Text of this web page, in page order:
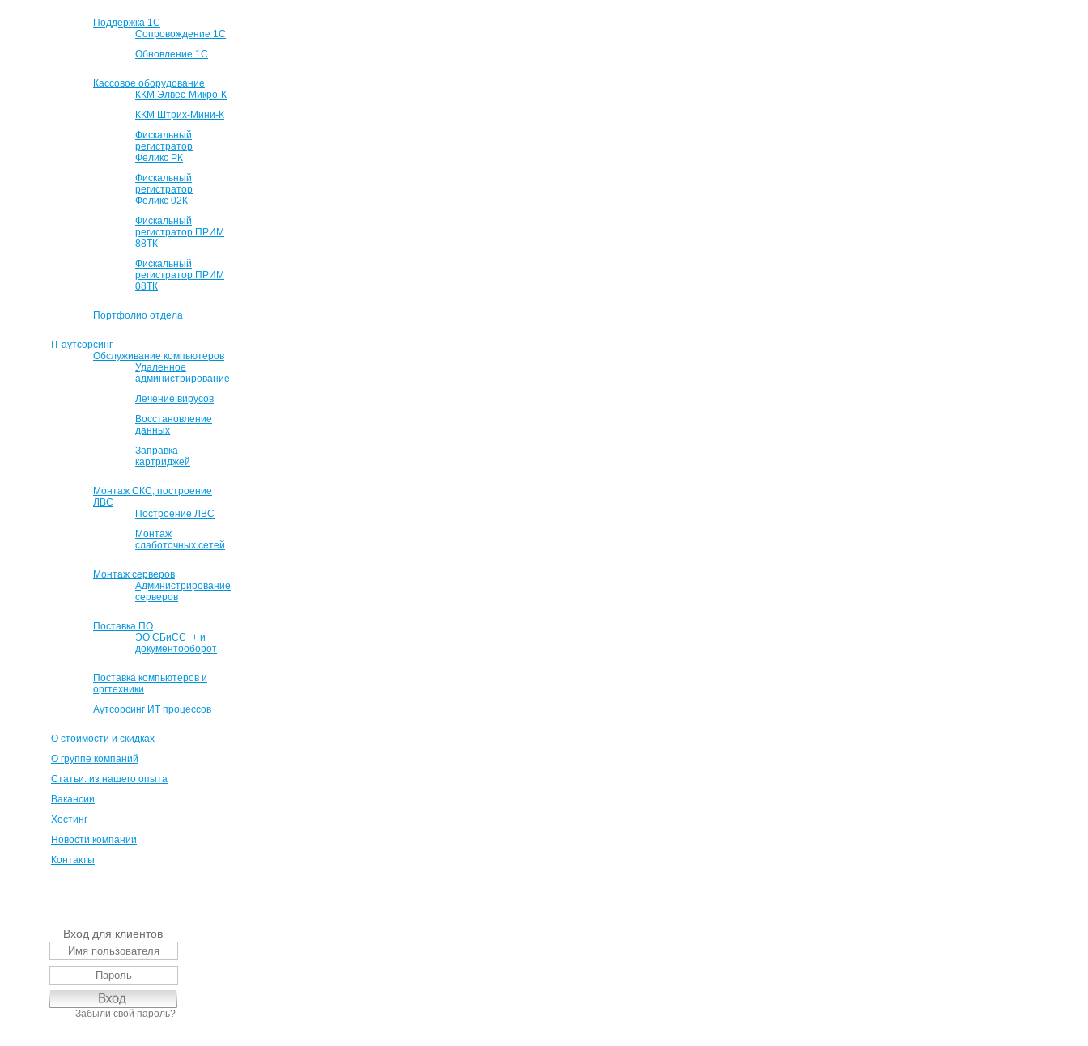
Поддержка 1С
Сопровождение 1С
Обновление 1С
Кассовое оборудование
ККМ Элвес-Микро-К
ККМ Штрих-Мини-К
Фискальный
регистратор
Феликс РК
Фискальный
регистратор
Феликс 02К
Фискальный
регистратор ПРИМ
88ТК
Фискальный
регистратор ПРИМ
08ТК
Портфолио отдела
IT-аутсорсинг
Обслуживание компьютеров
Удаленное
администрирование
Лечение вирусов
Восстановление
данных
Заправка
картриджей
Монтаж СКС, построение
ЛВС
Построение ЛВС
Монтаж
слаботочных сетей
Монтаж серверов
Администрирование
серверов
Поставка ПО
ЭО СБиСС++ и
документооборот
Поставка компьютеров и
оргтехники
Аутсорсинг ИТ процессов
О стоимости и скидках
О группе компаний
Статьи: из нашего опыта
Вакансии
Хостинг
Новости компании
Контакты
Вход для клиентов
Забыли свой пароль?